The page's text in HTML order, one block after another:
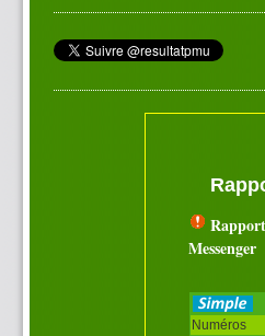
Messenger
Numéros